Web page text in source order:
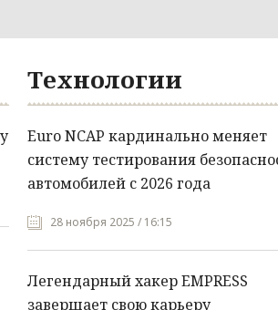
Технологии
Euro NCAP кардинально меняет
систему тестирования
автомобилей с 2026 года
28 ноября 2025 / 16:15
Легендарный хакер EMPRESS
завершает свою карьеру